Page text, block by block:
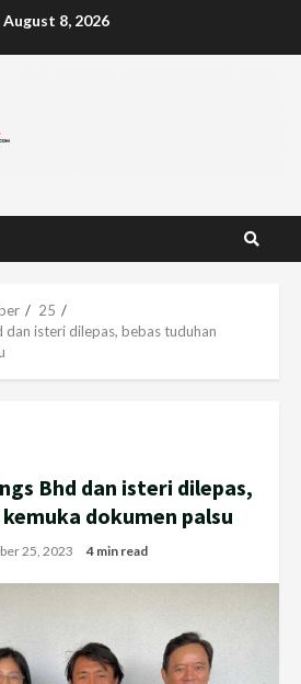
August 8, 2026
25
dan isteri dilepas, bebas tuduhan
Bhd dan isteri dilepas,
dokumen palsu
25, 2023 4 min read